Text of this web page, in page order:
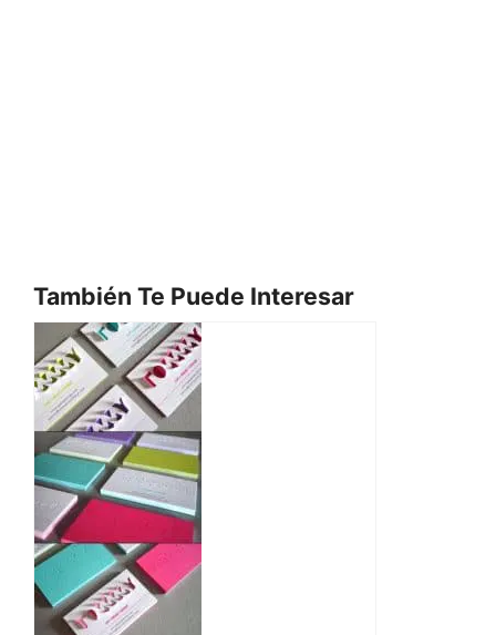
También Te Puede Interesar